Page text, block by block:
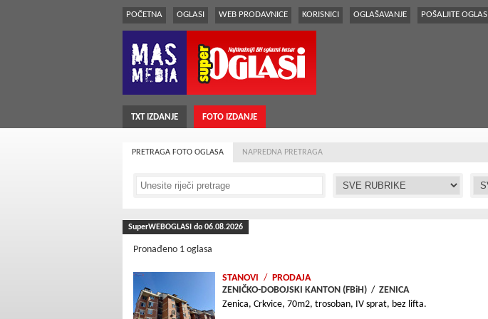
POČETNA OGLASI WEB PRODAVNICE KORISNICI OGLAŠAVANJE POŠALJITE OGLAS
TXT IZDANJE FOTO IZDANJE
PRETRAGA FOTO OGLASA NAPREDNA PRETRAGA
SuperWEBOGLASI do 06.08.2026
Pronađeno 1 oglasa
STANOVI / PRODAJA
ZENIČKO-DOBOJSKI KANTON (FBiH) / ZENICA
Zenica, Crkvice, 70m2, trosoban, IV sprat, bez lifta.